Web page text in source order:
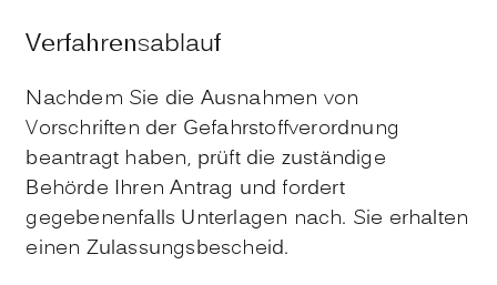
Verfahrensablauf
Nachdem Sie die Ausnahmen von
Vorschriften der Gefahrstoffverordnung
beantragt haben, prüft die zuständige
Behörde Ihren Antrag und fordert
gegebenenfalls Unterlagen nach. Sie erhalten
einen Zulassungsbescheid.